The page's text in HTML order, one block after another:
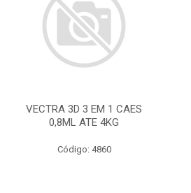
VECTRA 3D 3 EM 1 CAES
0,8ML ATE 4KG
Código: 4860